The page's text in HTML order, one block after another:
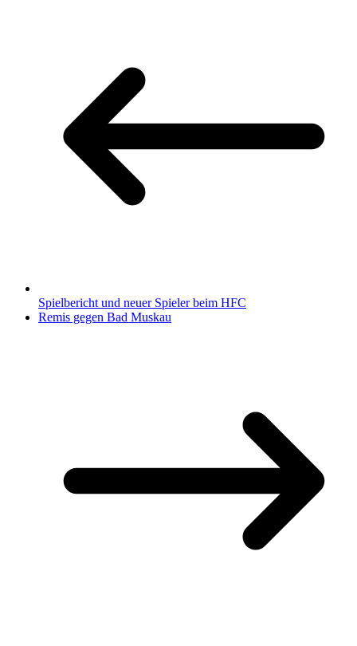
Spielbericht und neuer Spieler beim HFC
Remis gegen Bad Muskau